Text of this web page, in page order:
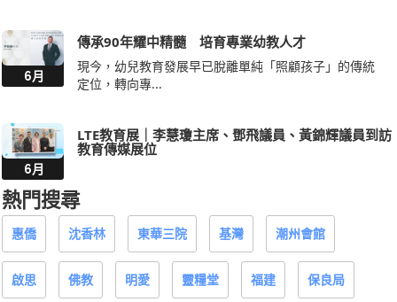
6月
傳承90年耀中精髓 培育專業幼教人才
現今，幼兒教育發展早已脫離單純「照顧孩子」的傳統
定位，轉向專...
6月
LTE教育展｜李慧瓊主席、鄧飛議員、黃錦輝議員到訪
教育傳媒展位
熱門搜尋
惠僑 沈香林 東華三院 基灣 潮州會館
啟思 佛教 明愛 靈糧堂 福建 保良局